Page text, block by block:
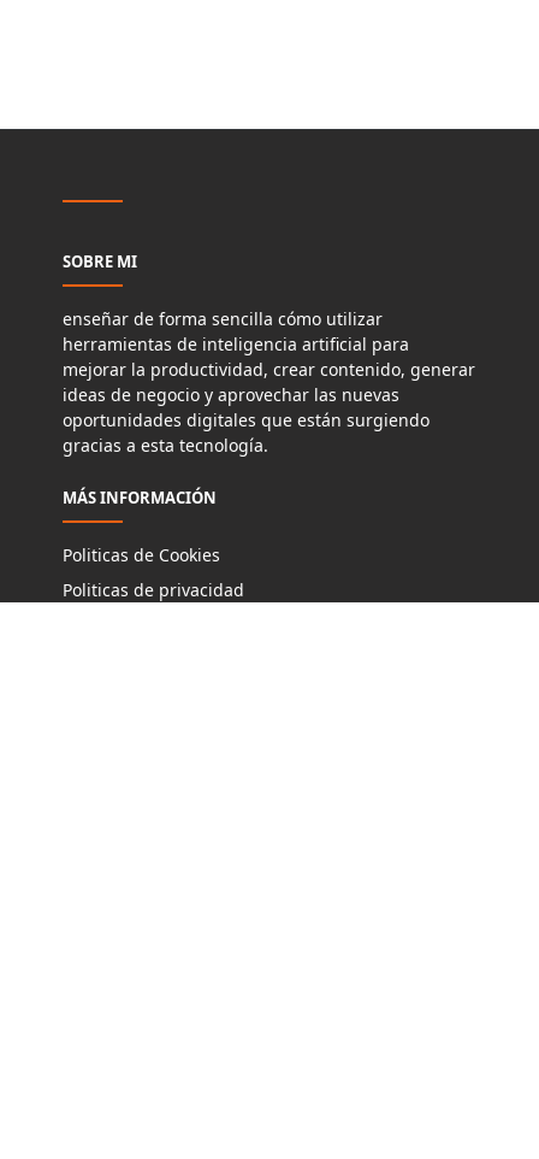
SOBRE MI
enseñar de forma sencilla cómo utilizar
herramientas de inteligencia artificial para
mejorar la productividad, crear contenido, generar
ideas de negocio y aprovechar las nuevas
oportunidades digitales que están surgiendo
gracias a esta tecnología.
MÁS INFORMACIÓN
Politicas de Cookies
Politicas de privacidad